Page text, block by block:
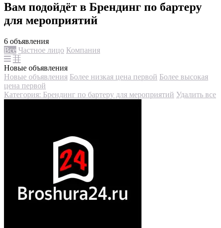
Вам подойдёт в Брендинг по бартеру
для мероприятий
6 объявления
Все Частное лицо Компания
Новые объявления
Новые объявления Более низкая цена первой Более высокая
цена первой
Категория: Брендинг по бартеру для мероприятий Удалить все